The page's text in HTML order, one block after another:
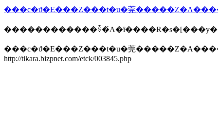
���c�ϑ�E���Z���t�u�莞
http://tikara.bizpnet.com/etck/003845.php